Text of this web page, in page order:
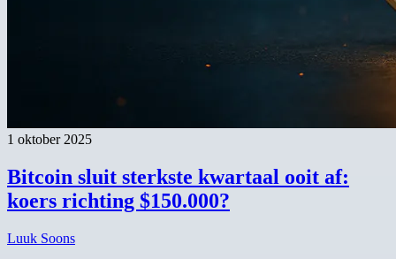
1 oktober 2025
Bitcoin sluit sterkste kwartaal ooit af:
koers richting $150.000?
Luuk Soons